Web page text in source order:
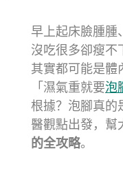
早上起床臉腫腫
沒吃很多卻瘦不
其實都可能是體
「濕氣重就要泡
根據？泡腳真的
醫觀點出發，幫
的全攻略。